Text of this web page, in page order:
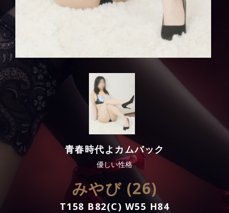
青春時代よカムバック
優しい性格
みやび (26)
T158 B82(C) W55 H84